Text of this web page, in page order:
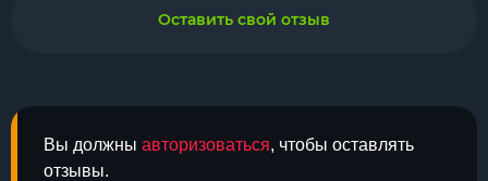
Вы должны авторизоваться, чтобы оставлять
отзывы.
Оставить свой отзыв